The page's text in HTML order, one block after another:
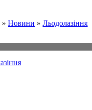
» Новини » Льодолазіння